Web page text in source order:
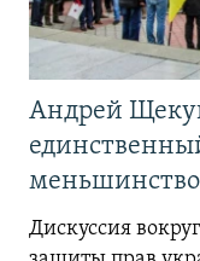
Андрей
Дискуссия